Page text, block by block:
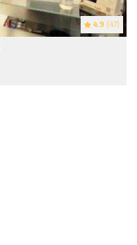
4.9 (47)